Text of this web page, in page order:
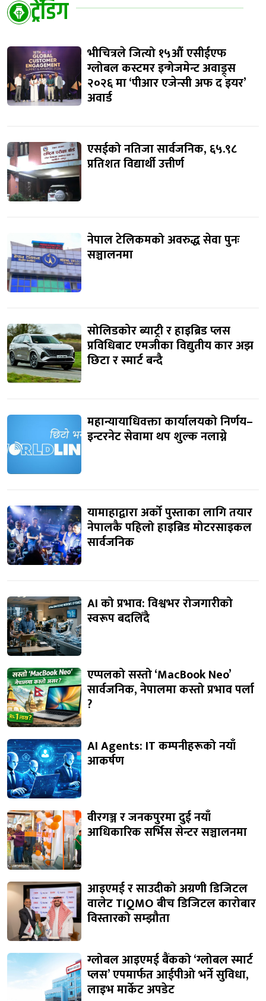
ट्रेंडिंग
भीचित्रले जित्यो १५औं एसीईएफ
ग्लोबल कस्टमर इन्गेजमेन्ट अवाड्र्स
२०२६ मा ‘पीआर एजेन्सी अफ द इयर’
अवार्ड
एसईको नतिजा सार्वजनिक, ६५.९८
प्रतिशत विद्यार्थी उत्तीर्ण
नेपाल टेलिकमको अवरुद्ध सेवा पुनः
सञ्चालनमा
सोलिडकोर ब्याट्री र हाइब्रिड प्लस
प्रविधिबाट एमजीका विद्युतीय कार अझ
छिटा र स्मार्ट बन्दै
महान्यायाधिवक्ता कार्यालयको निर्णय–
इन्टरनेट सेवामा थप शुल्क नलाग्ने
यामाहाद्वारा अर्को पुस्ताका लागि तयार
नेपालकै पहिलो हाइब्रिड मोटरसाइकल
सार्वजनिक
AI को प्रभाव: विश्वभर रोजगारीको
स्वरूप बदलिँदै
एप्पलको सस्तो ‘MacBook Neo’
सार्वजनिक, नेपालमा कस्तो प्रभाव पर्ला
?
AI Agents: IT कम्पनीहरूको नयाँ
आकर्षण
वीरगञ्ज र जनकपुरमा दुई नयाँ
आधिकारिक सर्भिस सेन्टर सञ्चालनमा
आइएमई र साउदीको अग्रणी डिजिटल
वालेट TIQMO बीच डिजिटल कारोबार
विस्तारको सम्झौता
ग्लोबल आइएमई बैंकको ‘ग्लोबल स्मार्ट
प्लस’ एपमार्फत आईपीओ भर्ने सुविधा,
लाइभ मार्केट अपडेट